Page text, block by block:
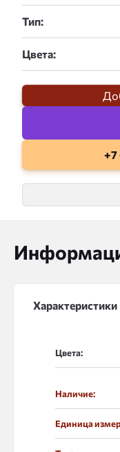
Тип:
Цвета:
+7
Характеристики
Цвета:
Наличие:
Единица